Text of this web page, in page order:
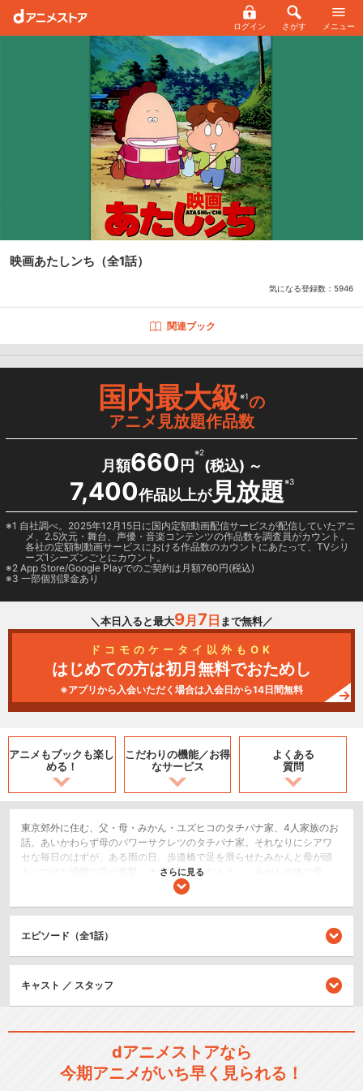
ログイン さがす メニュー
映画あたしンち （全1話）
気になる登録数： 5946
関連ブック
国内最大級※1の
アニメ見放題作品数
月額660 円
※2
(税込) ～
7,400作品以上が見放題※3
1 自社調べ。2025年12月15日に国内定額動画配信サービスが配信していたアニ
メ、2.5次元・舞台、声優・音楽コンテンツの作品数を調査員がカウント。
各社の定額制動画サービスにおける作品数のカウントにあたって、TVシリ
ーズ1シーズンごとにカウント。
2 App Store/Google Playでのご契約は月額760円(税込)
3 一部個別課金あり
＼本日入ると最大9月 7 日 まで無料／
ドコモのケータイ以外もOK
はじめての方は初月無料でおためし
※アプリから入会いただく場合は入会日から14日間無料
アニメもブックも楽し
める！
こだわりの機能／お得
なサービス
よくある
質問
東京郊外に住む、父・母・みかん・ユズヒコのタチバナ家、4人家族のお
話。あいかわらず母のパワーサクレツのタチバナ家。それなりにシアワ
セな毎日のはずが、ある雨の日、歩道橋で足を滑らせたみかんと母が頭
をぶつけた瞬間に雷が直撃。その途端に、なんとっ、みかんの体に母
が、母の体にみかんが…。二人が入れ替わってしまった？！その日から、
た「みかん」は悪戦苦闘。みかんの姿になってしまった「母」は、高校
へ通い、女子高生ライフを満喫する。一方、父とユズヒコは二人が元に
戻れる方法を探し続ける。そして、そんな生活にもだんだんと慣れ、母
とみかんが少しずつ互いの気持ちを理解できるようになったころ、今度
んの姿をした「母」が参加することになったのだ。さて、2泊3日の修学
旅行を無事に乗り切ることができるのか！？ そして、またさら
する一家４人。笑いあり、涙ありの家族愛を描いた、「あたしンち」初
コメディ/ギャグ
さらに見る
エピソード（全1話）
キャスト ／ スタッフ
dアニメストアなら
今期アニメがいち早く見られる！